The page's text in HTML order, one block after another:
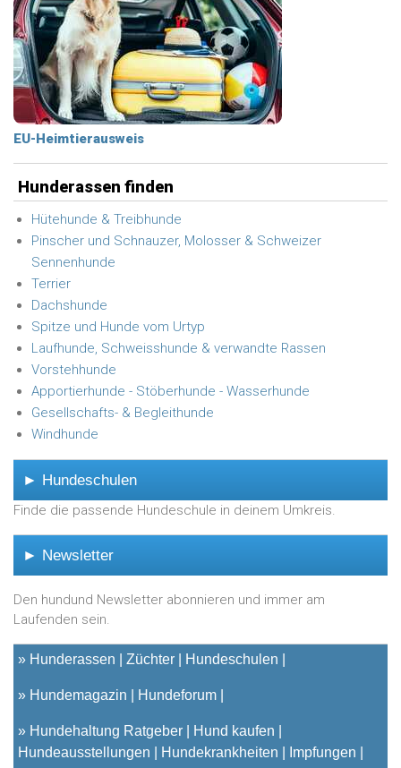
EU-Heimtierausweis
Hunderassen finden
Hütehunde & Treibhunde
Pinscher und Schnauzer, Molosser & Schweizer
Sennenhunde
Terrier
Dachshunde
Spitze und Hunde vom Urtyp
Laufhunde, Schweisshunde & verwandte Rassen
Vorstehhunde
Apportierhunde - Stöberhunde - Wasserhunde
Gesellschafts- & Begleithunde
Windhunde
► Hundeschulen
Finde die passende Hundeschule in deinem Umkreis.
► Newsletter
Den hundund Newsletter abonnieren und immer am
Laufenden sein.
» Hunderassen Züchter Hundeschulen
» Hundemagazin Hundeforum
» Hundehaltung Ratgeber
Hund kaufen
Hundeausstellungen
Hundekrankheiten
Impfungen